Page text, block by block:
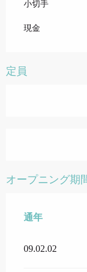
小切手
現金
定員
オープニング期
通年
通年
09.02.02